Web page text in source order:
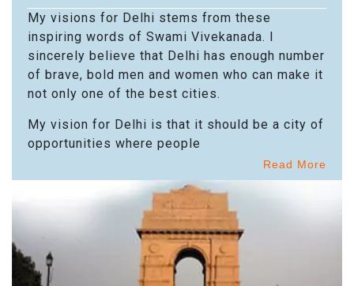
My visions for Delhi stems from these
inspiring words of Swami Vivekanada. I
sincerely believe that Delhi has enough number
of brave, bold men and women who can make it
not only one of the best cities.
My vision for Delhi is that it should be a city of
opportunities where people
Read More